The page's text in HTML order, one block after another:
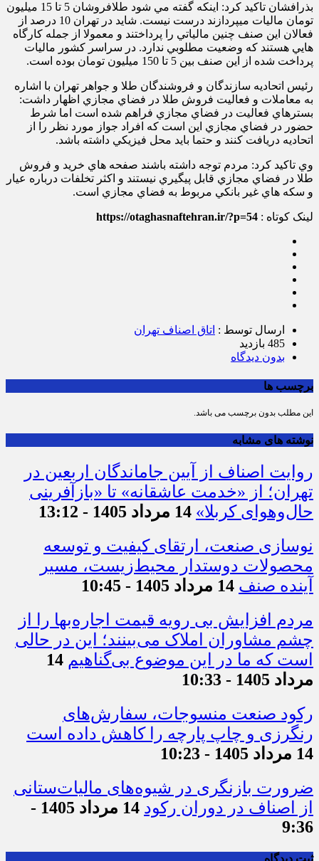
بذرافشان تاکيد کرد: اينکه گفته مي شود طلافروشان 5 تا 1 5
ميليون
تومان ماليات ميپردازند درست نيست. شايد در تهران 10 درصد از
فعالان اين صنف چنين مالياتي را پرداختند و معمولا از جمله کارگاه
هايي هستند که وضعيت مطلوبي ندارد. در سراسر کشور ماليات
پرداخت شده از اين صنف بين 5 تا 1 50 ميليون تومان بوده است.
رئيس اتحاديه سازندگان و فروشندگان طلا و جواهر تهران با اشاره
به معاملات و فعاليت فروش طلا در فضاي مجازي اظهار داشت:
بسترهاي فعاليت در فضاي مجازي فراهم شده است اما شرط
حضور در فضاي مجازي اين است که افراد جواز مورد نظر را از
اتحاديه دريافت کنند و حتما بايد محل فيزيکي داشته باشد.
وي تاکيد کرد: مردم توجه داشته باشند صفحه هاي خريد و فروش
طلا در فضاي مجازي قابل پيگيري نيستند و اکثر تخلفات درباره عيار
و سکه هاي غير بانکي مربوط به فضاي مجازي است.
لینک کوتاه : https://otaghasnaftehran.ir/?p=54
ارسال توسط : اتاق اصناف تهران
485 بازدید
بدون دیدگاه
برچسب ها
این مطلب بدون برچسب می باشد.
نوشته های مشابه
روایت اصناف از آیین جاماندگان اربعین در
تهران؛ از «خدمت عاشقانه» تا «بازآفرینی
حال‌وهوای کربلا» 14 مرداد 1405 - 13:12
نوسازی صنعت، ارتقای کیفیت و توسعه
محصولات دوستدار محیط‌زیست، مسیر
آینده صنف 14 مرداد 1405 - 10:45
مردم افزایش بی رویه قیمت اجاره‌بها را از
چشم مشاوران املاک می‌بینند؛ این در حالی
است که ما در این موضوع بی‌گناهیم 14
مرداد 1405 - 10:33
رکود صنعت منسوجات، سفارش‌های
رنگرزی و چاپ پارچه را کاهش داده است
14 مرداد 1405 - 10:23
ضرورت بازنگری در شیوه‌های مالیات‌ستانی
از اصناف در دوران رکود
14 مرداد 1405 -
9:36